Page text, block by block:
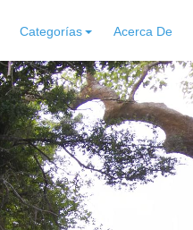
Categorías Acerca De